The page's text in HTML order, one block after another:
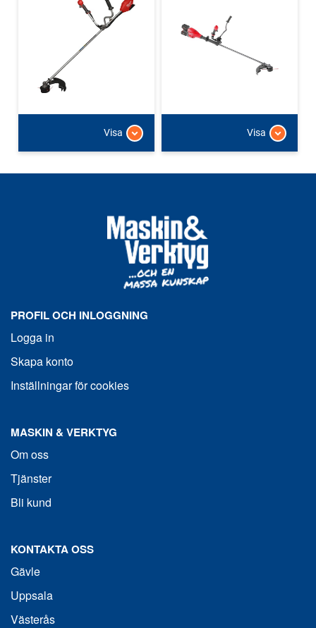
Visa Visa
PROFIL OCH INLOGGNING
Logga in
Skapa konto
Inställningar för cookies
MASKIN & VERKTYG
Om oss
Tjänster
Bli kund
KONTAKTA OSS
Gävle
Uppsala
Västerås